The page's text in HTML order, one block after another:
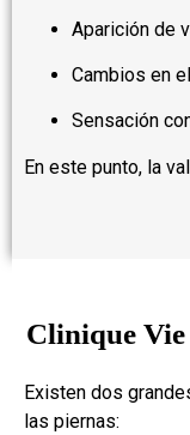
Aparición de
Cambios en
Sensación
En este punto, la
Clinique Vie
Existen dos
las piernas: